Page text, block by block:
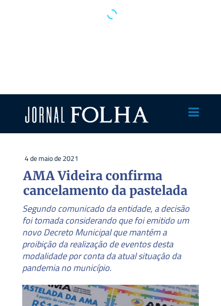
4 de maio de 2021
AMA Videira confirma
cancelamento da pastelada
Segundo comunicado da entidade, a decisão
foi tomada considerando que foi emitido um
novo Decreto Municipal que mantém a
proibição da realização de eventos desta
modalidade por conta da atual situação da
pandemia no município.